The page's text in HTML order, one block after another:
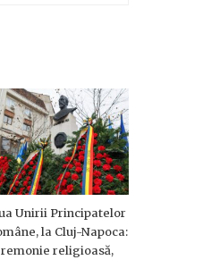
Unirii Principatelor
la Cluj-Napoca:
religioasă,